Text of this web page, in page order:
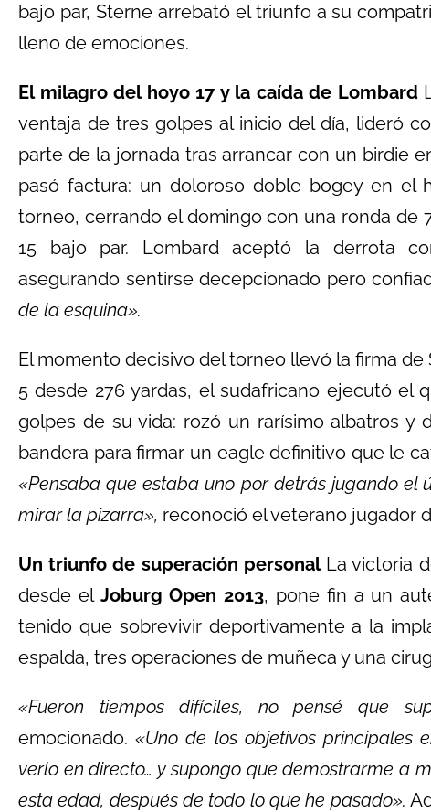
bajo par, Sterne arrebató el triunfo a su
lleno de emociones.
El milagro del hoyo 17 y la caída de Lombard
ventaja de tres golpes al inicio del día, lideró
parte de la jornada tras arrancar con un birdie
pasó factura: un doloroso doble bogey en el
torneo, cerrando el domingo con una ronda de
15 bajo par. Lombard aceptó la derrota
asegurando sentirse decepcionado pero
de la esquina».
El momento decisivo del torneo llevó la firma de
5 desde 276 yardas, el sudafricano ejecutó el
golpes de su vida: rozó un rarísimo albatros
bandera para firmar un eagle definitivo que le
«Pensaba que estaba uno por detrás jugando el
mirar la pizarra», reconoció el veterano jugador
Un triunfo de superación personalLa victoria
desde el Joburg Open 2013, pone fin a un
tenido que sobrevivir deportivamente a la
espalda, tres operaciones de muñeca y una
«Fueron tiempos difíciles, no pensé que
emocionado.«Uno de los objetivos principales
verlo en directo… y supongo que demostrarme a
esta edad, después de todo lo que he pasado».